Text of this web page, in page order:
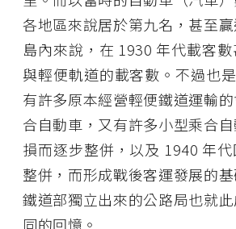
各地區來說居於第九名，甚至
島內來說，在 1930 年代載客
與輕便軌道的載客數。不過也
有許多原本經營輕便鐵道運輸
合自動車，又有許多小型乘合
損而逐步整併，以及 1940 年
整併，而形成戰後客運發展的
鐵道部獨立出來的公路局也就
同的回憶。